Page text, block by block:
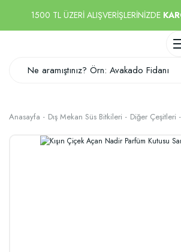
1500 TL ÜZERİ ALIŞVERİŞLERİNİZDE
Anasayfa Dış Mekan Süs Bitkileri Diğer Çeşitleri